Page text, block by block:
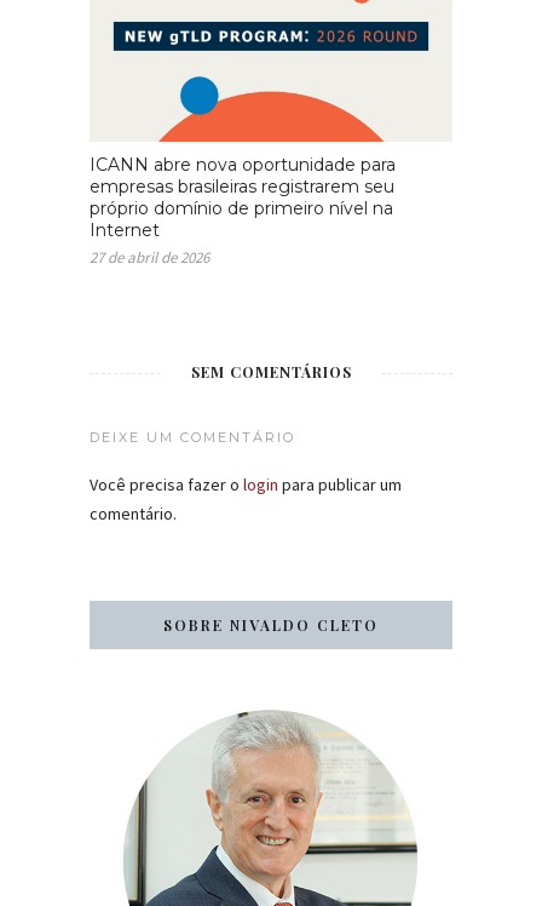
ICANN abre nova oportunidade para
empresas brasileiras registrarem seu
próprio domínio de primeiro nível na
Internet
27 de abril de 2026
SEM COMENTÁRIOS
DEIXE UM COMENTÁRIO
Você precisa fazer o login para publicar um
comentário.
SOBRE NIVALDO CLETO